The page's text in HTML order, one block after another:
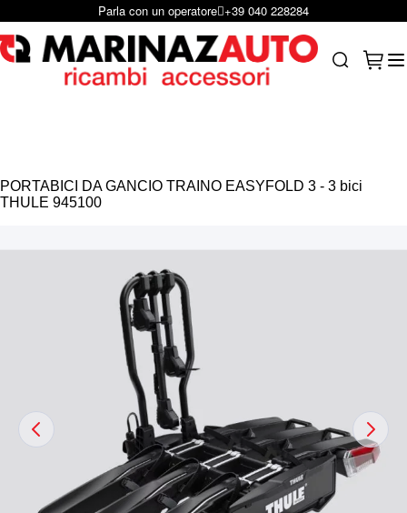
Salta al contenutoParla con un operatore +39 040 228284
PORTABICI DA GANCIO TRAINO EASYFOLD 3 - 3 bici
THULE 945100